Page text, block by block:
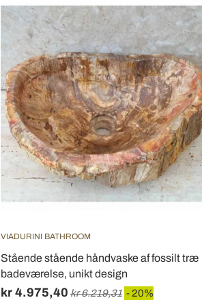
VIADURINI BATHROOM
Stående stående håndvaske af fossilt træ
badeværelse, unikt design
kr 4.975,40 kr 6.219,31 - 20%